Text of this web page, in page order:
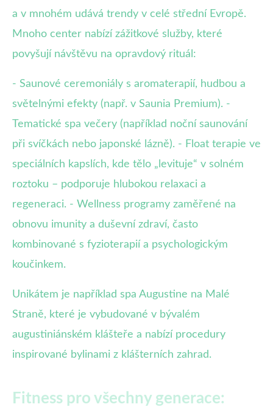
a v mnohém udává trendy v celé střední Evropě.
Mnoho center nabízí zážitkové služby, které
povyšují návštěvu na opravdový rituál:
- Saunové ceremoniály s aromaterapií, hudbou a
světelnými efekty (např. v Saunia Premium). -
Tematické spa večery (například noční saunování
při svíčkách nebo japonské lázně). - Float terapie ve
speciálních kapslích, kde tělo „levituje“ v solném
roztoku – podporuje hlubokou relaxaci a
regeneraci. - Wellness programy zaměřené na
obnovu imunity a duševní zdraví, často
kombinované s fyzioterapií a psychologickým
koučinkem.
Unikátem je například spa Augustine na Malé
Straně, které je vybudované v bývalém
augustiniánském klášteře a nabízí procedury
inspirované bylinami z klášterních zahrad.
Fitness pro všechny generace: